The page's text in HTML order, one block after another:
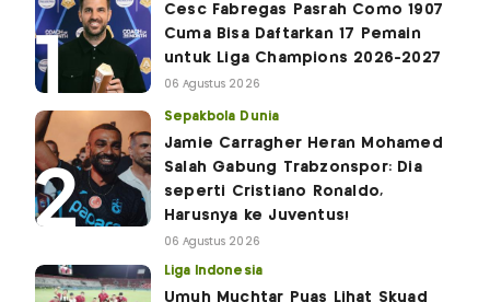
Cesc Fabregas Pasrah Como 1907
Cuma Bisa Daftarkan 17 Pemain
untuk Liga Champions 2026-2027
06 Agustus 2026
Sepakbola Dunia
Jamie Carragher Heran Mohamed
Salah Gabung Trabzonspor: Dia
seperti Cristiano Ronaldo,
Harusnya ke Juventus!
06 Agustus 2026
Liga Indonesia
Umuh Muchtar Puas Lihat Skuad